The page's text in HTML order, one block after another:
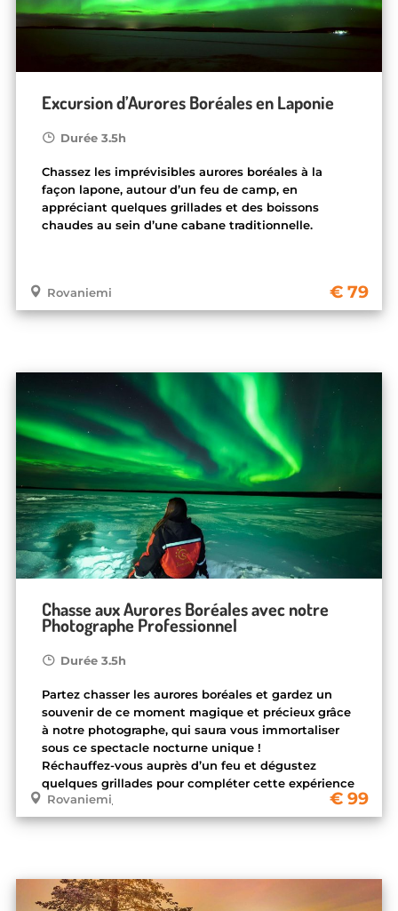
Excursion d’Aurores Boréales en Laponie
Durée 3.5h
Chassez les imprévisibles aurores boréales à la
façon lapone, autour d’un feu de camp, en
appréciant quelques grillades et des boissons
chaudes au sein d’une cabane traditionnelle.
Rovaniemi 79
Chasse aux Aurores Boréales avec notre
Photographe Professionnel
Durée 3.5h
Partez chasser les aurores boréales et gardez un
souvenir de ce moment magique et précieux grâce
à notre photographe, qui saura vous immortaliser
sous ce spectacle nocturne unique !
Réchauffez-vous auprès d’un feu et dégustez
quelques grillades pour compléter cette expérience
mémorable.
Rovaniemi 99